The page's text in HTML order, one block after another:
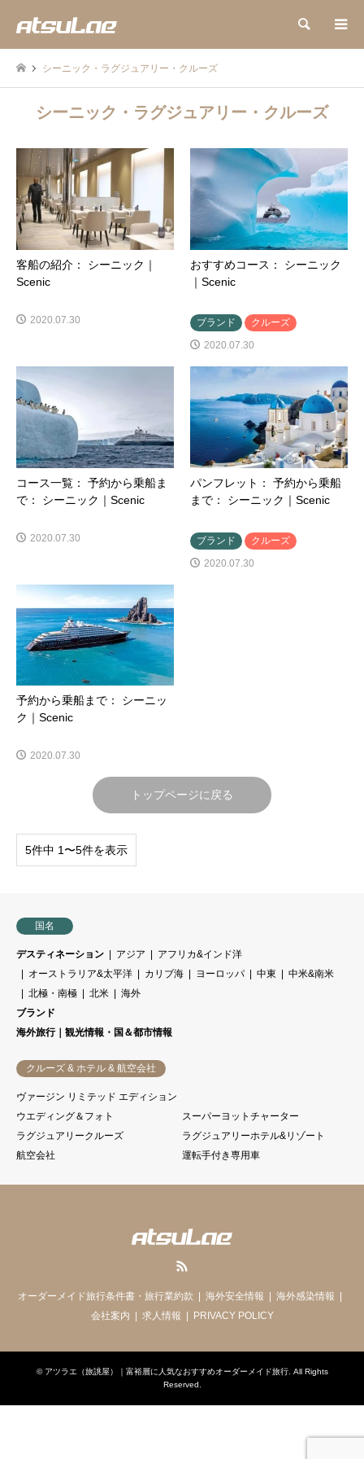
検索
シーニック・ラグジュアリー・クルーズ
シーニック・ラグジュアリー・クルーズ
客船の紹介： シーニック｜
Scenic
2020.07.30
おすすめコース： シーニック
｜Scenic
ブランド
クルーズ
2020.07.30
コース一覧： 予約から乗船ま
で： シーニック｜Scenic
2020.07.30
パンフレット： 予約から乗船
まで： シーニック｜Scenic
ブランド
クルーズ
2020.07.30
予約から乗船まで： シーニッ
ク｜Scenic
2020.07.30
トップページに戻る
5件中 1〜5件を表示
国名
デスティネーション アジア
アフリカ&インド洋
オーストラリア&太平洋
カリブ海 ヨーロッパ 中東
中米&南米
北極・南極
北米
海外
ブランド
海外旅行｜観光情報・国＆都市情報
クルーズ & ホテル & 航空会社
ヴァージン リミテッド エディション
ウエディング＆フォト
スーパーヨットチャーター
ラグジュアリークルーズ
ラグジュアリーホテル&リゾート
航空会社
運転手付き専用車
オーダーメイド旅行条件書・旅行業約款 海外安全情報
海外感染情報
会社案内
求人情報 PRIVACY POLICY
© アツラエ（旅誂屋）｜富裕層に人気なおすすめオーダーメイド旅行. All Rights
Reserved.